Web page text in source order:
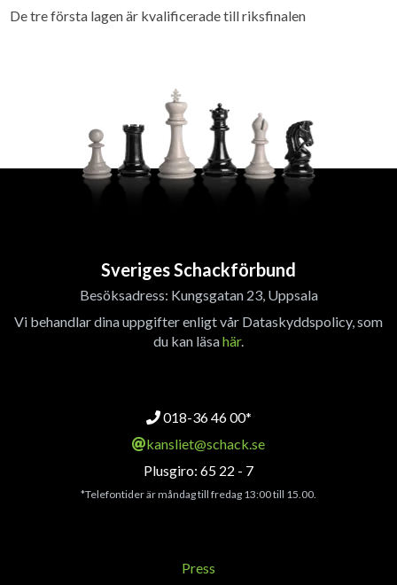
De tre första lagen är kvalificerade till riksfinalen
Sveriges Schackförbund
Besöksadress: Kungsgatan 23, Uppsala
Vi behandlar dina uppgifter enligt vår Dataskyddspolicy, som
du kan läsahär.
018-36 46 00*
kansliet@schack.se
Plusgiro: 65 22 - 7
*Telefontider är måndag till fredag 13:00 till 15.00.
Press